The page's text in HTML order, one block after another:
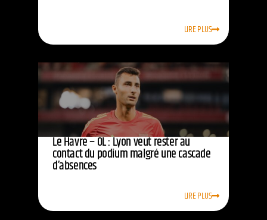
LIRE PLUS
Le Havre – OL : Lyon veut rester au
contact du podium malgré une cascade
d’absences
LIRE PLUS